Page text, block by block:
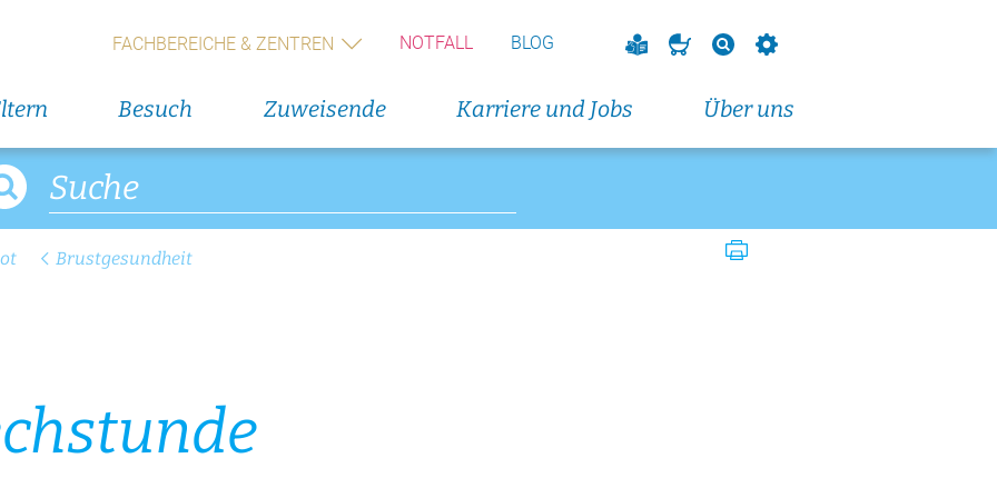
FACHBEREICHE & ZENTREN NOTFALL BLOG
Besuch Zuweisende Karriere und Jobs Über uns
Brustgesundheit